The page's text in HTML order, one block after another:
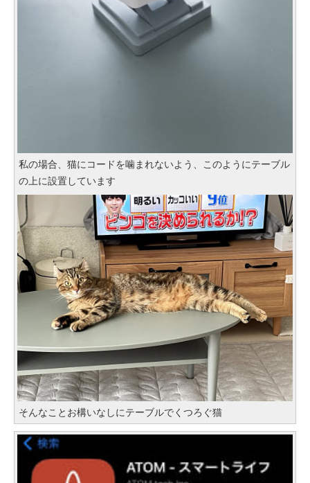
私の場合、猫にコードを噛まれないよう、このようにテーブル
の上に設置しています
そんなことお構いなしにテーブルでくつろぐ猫